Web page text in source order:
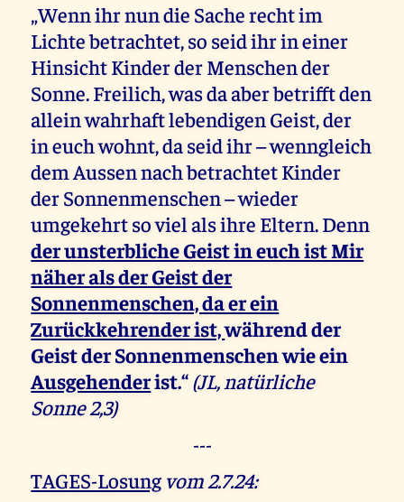
„Wenn ihr nun die Sache recht im
Lichte betrachtet, so seid ihr in einer
Hinsicht Kinder der Menschen der
Sonne. Freilich, was da aber betrifft den
allein wahrhaft lebendigen Geist, der
in euch wohnt, da seid ihr – wenngleich
dem Aussen nach betrachtet Kinder
der Sonnenmenschen – wieder
umgekehrt so viel als ihre Eltern. Denn
der unsterbliche Geist in euch ist Mir
näher als der Geist der
Sonnenmenschen, da er ein
Zurückkehrender ist,während der
Geist der Sonnenmenschen wie ein
Ausgehenderist.“(JL, natürliche
Sonne 2,3)
---
TAGES-Losung vom 2.7.24: